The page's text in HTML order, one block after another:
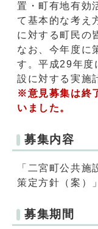
置・町有地有効
て基本的な考え
に対する町民の
なお、今年度に
す。平成29年度
設に対する実施
※意見募集は終
いました。
募集内容
「二宮町公共
策定方針（案）」
募集期間